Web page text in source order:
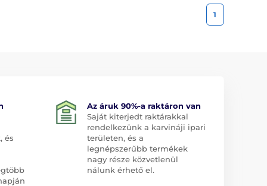
1
és
Az áruk 90%-a raktáron van
Saját kiterjedt raktárakkal
rendelkezünk a karvináji ipari
területen, és a
legnépszerűbb termékek
nagy része közvetlenül
nálunk érhető el.